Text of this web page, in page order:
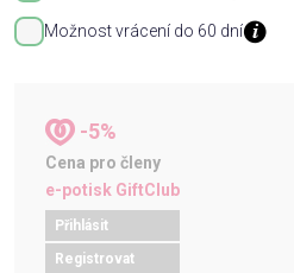
Možnost vrácení do 60 dní
-5%
Cena pro členy
e-potisk GiftClub
Přihlásit
Registrovat